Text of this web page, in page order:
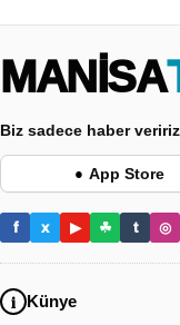
MANİSA
Biz sadece haber
● App Store
f x ▶ ☘ t ◎
Künye